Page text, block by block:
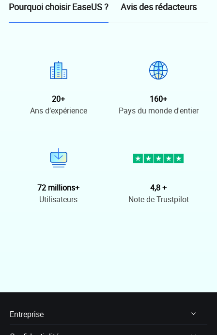
Pourquoi choisir EaseUS ? Avis des rédacteurs
20+
Ans d’expérience
160+
Pays du monde d'entier
72 millions+
Utilisateurs
4,8 +
Note de Trustpilot
Entreprise